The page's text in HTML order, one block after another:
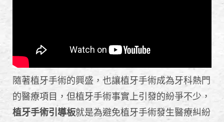
隨著植牙手術的興盛，也讓植牙手術成為牙科熱門
的醫療項目，但植牙手術事實上引發的紛爭不少，
植牙手術引導板就是為避免植牙手術發生醫療糾紛